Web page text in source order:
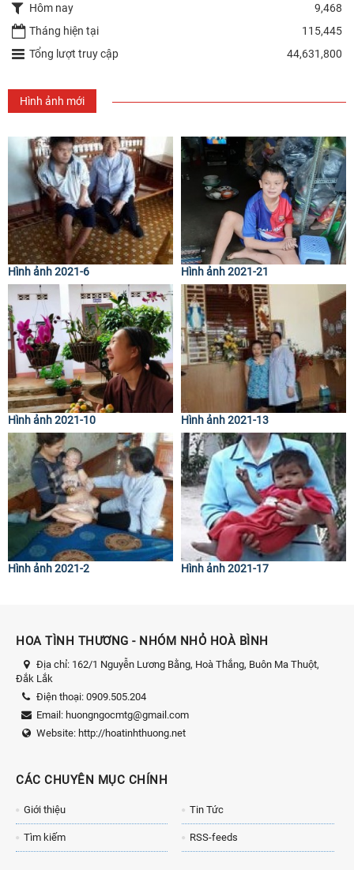
Hôm nay
9,468
Tháng hiện tại
115,445
Tổng lượt truy cập
44,631,800
Hình ảnh mới
Hình ảnh 2021-6 Hình ảnh 2021-21
Hình ảnh 2021-10 Hình ảnh 2021-13
Hình ảnh 2021-2 Hình ảnh 2021-17
HOA TÌNH THƯƠNG - NHÓM NHỎ HOÀ BÌNH
Địa chỉ: 162/1 Nguyễn Lương Bằng, Hoà Thắng, Buôn Ma Thuột,
Đắk Lắk
Điện thoại: 0909.505.204
Email: huongngocmtg@gmail.com
Website: http://hoatinhthuong.net
CÁC CHUYÊN MỤC CHÍNH
Giới thiệu Tin Tức
Tìm kiếm RSS-feeds